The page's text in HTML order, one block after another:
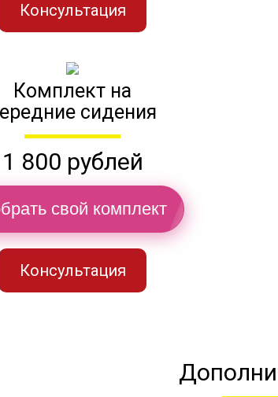
Консультация
Комплект на
сидения
1 800 рублей
свой комплект
Консультация